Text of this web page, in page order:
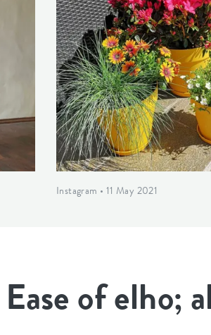
Instagram • 11 May 2021
Ease of elho;